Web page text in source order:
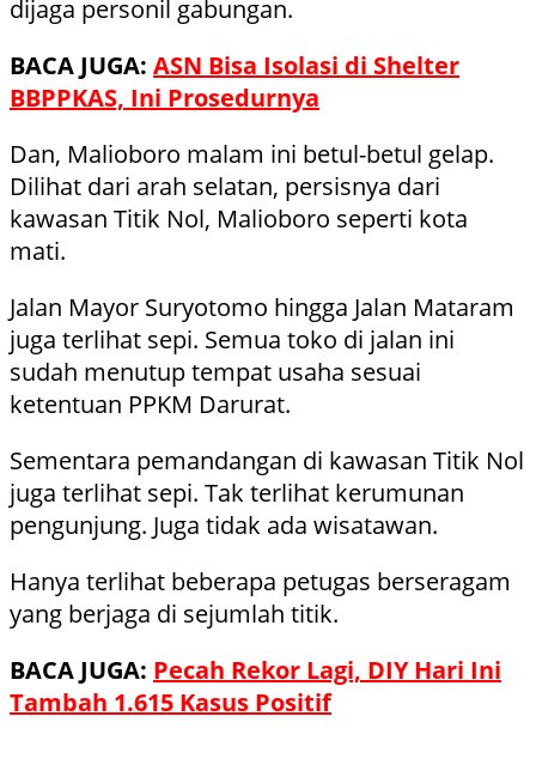
dijaga personil gabungan.
BACA JUGA: ASN Bisa Isolasi di Shelter
BBPPKAS, Ini Prosedurnya
Dan, Malioboro malam ini betul-betul gelap.
Dilihat dari arah selatan, persisnya dari
kawasan Titik Nol, Malioboro seperti kota
mati.
Jalan Mayor Suryotomo hingga Jalan Mataram
juga terlihat sepi. Semua toko di jalan ini
sudah menutup tempat usaha sesuai
ketentuan PPKM Darurat.
Sementara pemandangan di kawasan Titik Nol
juga terlihat sepi. Tak terlihat kerumunan
pengunjung. Juga tidak ada wisatawan.
Hanya terlihat beberapa petugas berseragam
yang berjaga di sejumlah titik.
BACA JUGA: Pecah Rekor Lagi, DIY Hari Ini
Tambah 1.615 Kasus Positif